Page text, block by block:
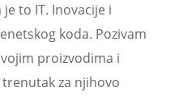
to IT. Inovacije i
koda. Pozivam
proizvodima i
za njihovo